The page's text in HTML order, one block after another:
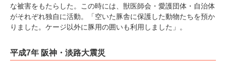
な被害をもたらした。この時には、獣医師会・愛護団体・自治体
がそれぞれ独自に活動。「空いた豚舎に保護した動物たちを預か
りました。ケージ以外に豚用の囲いも利用しました」。
平成7年 阪神・淡路大震災